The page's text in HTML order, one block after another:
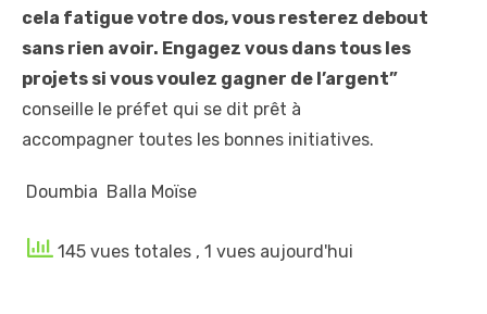
cela fatigue votre dos, vous resterez debout
sans rien avoir. Engagez vous dans tous les
projets si vous voulez gagner de l’argent”
conseille le préfet qui se dit prêt à
accompagner toutes les bonnes initiatives.
Doumbia Balla Moïse
145 vues totales , 1 vues aujourd'hui